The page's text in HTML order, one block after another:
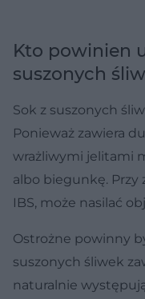
Kto powinien
suszonych
Sok z suszonych
Ponieważ zawiera
wrażliwymi jelitami
albo biegunkę. Przy
IBS, może nasilać
Ostrożne powinny
suszonych śliwek
naturalnie